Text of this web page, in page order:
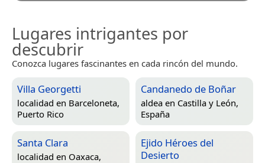
Lugares intrigantes por
descubrir
Conozca lugares fascinantes en cada rincón del mundo.
Villa Georgetti
localidad en Barceloneta,
Puerto Rico
Candanedo de Boñar
aldea en Castilla y León,
España
Santa Clara
localidad en Oaxaca,
Ejido Héroes del
Desierto